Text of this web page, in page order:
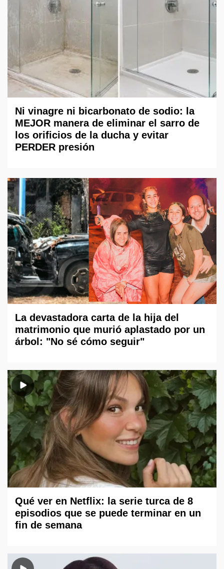
Ni vinagre ni bicarbonato de sodio: la
MEJOR manera de eliminar el sarro de
los orificios de la ducha y evitar
PERDER presión
La devastadora carta de la hija del
matrimonio que murió aplastado por un
árbol: "No sé cómo seguir"
Qué ver en Netflix: la serie turca de 8
episodios que se puede terminar en un
fin de semana